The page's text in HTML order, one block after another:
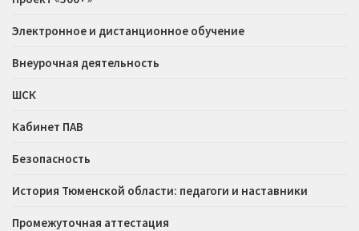
Электронное и дистанционное обучение
Внеурочная деятельность
ШСК
Кабинет ПАВ
Безопасность
История Тюменской области: педагоги и наставники
Промежуточная аттестация